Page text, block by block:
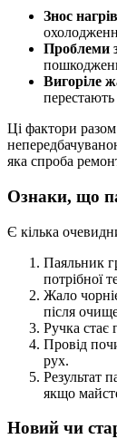
Знос
Проблеми
Вигоріле
Ці фактори
яка спроба
Ознаки, що
Є кілька
Паяльник
потрібної
Жало
після
Ручка стає
Провід
рух.
Результат
якщо
Новий чи